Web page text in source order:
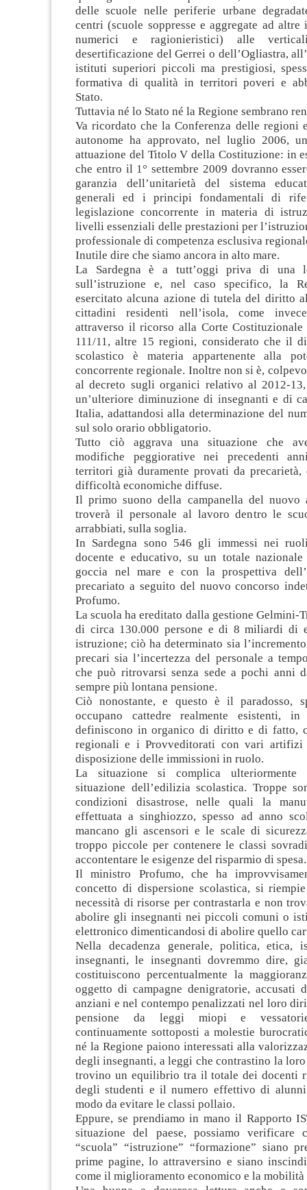
delle scuole nelle periferie urbane
centri (scuole soppresse e aggregate ad
numerici e ragionieristici) alle
desertificazione del Gerrei o dell’Ogliastra,
istituti superiori piccoli ma prestigiosi,
formativa di qualità in territori poveri e
Stato.
Tuttavia né lo Stato né la Regione sembrano
Va ricordato che la Conferenza delle regioni
autonome ha approvato, nel luglio 2006,
attuazione del Titolo V della Costituzione: in
che entro il 1° settembre 2009 dovranno
garanzia dell’unitarietà del sistema
generali ed i principi fondamentali di
legislazione concorrente in materia di
livelli essenziali delle prestazioni per
professionale di competenza esclusiva
Inutile dire che siamo ancora in alto mare.
La Sardegna è a tutt’oggi priva di una
sull’istruzione e, nel caso specifico, la
esercitato alcuna azione di tutela del diritto
cittadini residenti nell’isola, come
attraverso il ricorso alla Corte
111/11, altre 15 regioni, considerato che il
scolastico è materia appartenente alla
concorrente regionale. Inoltre non si è,
al decreto sugli organici relativo al 2012-13,
un’ulteriore diminuzione di insegnanti e di
Italia, adattandosi alla determinazione del
sul solo orario obbligatorio.
Tutto ciò aggrava una situazione che
modifiche peggiorative nei precedenti
territori già duramente provati da precarietà,
difficoltà economiche diffuse.
Il primo suono della campanella del nuovo
troverà il personale al lavoro dentro le
arrabbiati, sulla soglia.
In Sardegna sono 546 gli immessi nei
docente e educativo, su un totale
goccia nel mare e con la prospettiva
precariato a seguito del nuovo concorso
Profumo.
La scuola ha ereditato dalla gestione Gelmini-
di circa 130.000 persone e di 8 miliardi di
istruzione; ciò ha determinato sia
precari sia l’incertezza del personale a
che può ritrovarsi senza sede a pochi anni
sempre più lontana pensione.
Ciò nonostante, e questo è il paradosso,
occupano cattedre realmente esistenti, in
definiscono in organico di diritto e di fatto,
regionali e i Provveditorati con vari artifizi
disposizione delle immissioni in ruolo.
La situazione si complica ulteriormente
situazione dell’edilizia scolastica. Troppe
condizioni disastrose, nelle quali la
effettuata a singhiozzo, spesso ad anno
mancano gli ascensori e le scale di
troppo piccole per contenere le classi
accontentare le esigenze del risparmio di spesa.
Il ministro Profumo, che ha
concetto di dispersione scolastica, si
necessità di risorse per contrastarla e non
abolire gli insegnanti nei piccoli comuni o
elettronico dimenticandosi di abolire quello
Nella decadenza generale, politica, etica,
insegnanti, le insegnanti dovremmo dire,
costituiscono percentualmente la
oggetto di campagne denigratorie, accusati
anziani e nel contempo penalizzati nel loro
pensione da leggi miopi e
continuamente sottoposti a molestie
né la Regione paiono interessati alla
degli insegnanti, a leggi che contrastino la
trovino un equilibrio tra il totale dei docenti
degli studenti e il numero effettivo di
modo da evitare le classi pollaio.
Eppure, se prendiamo in mano il Rapporto
situazione del paese, possiamo verificare
“scuola” “istruzione” “formazione” siano
prime pagine, lo attraversino e siano
come il miglioramento economico e la mobilità